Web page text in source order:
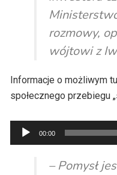
rozmowy,
wójtowi z
Informacje o możliwym
społecznego przebiegu
Odtwarzacz
plików
dźwiękowych
00:00
– Pomysł